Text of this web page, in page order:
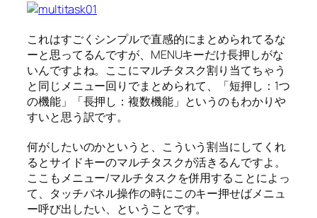
これはすごくシンプルで直感的にまとめられてるな
ーと思ってるんですが、MENUキーだけ長押しがな
いんですよね。ここにマルチタスク割り当てちゃう
と同じメニュー回りでまとめられて、「短押し：1つ
の機能」「長押し：複数機能」というのもわかりや
すいと思う訳です。
何がしたいのかというと、こういう割当にしてくれ
るとサイドキーのマルチタスクが活きるんですよ。
ここもメニュー/マルチタスクを併用することによっ
て、タッチパネル操作の時にこのキー押せばメニュ
ー呼び出したい、ということです。